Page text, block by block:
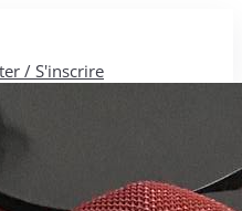
/ S'inscrire